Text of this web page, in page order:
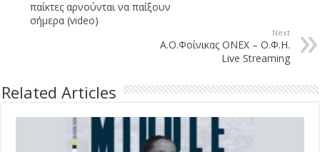
παίκτες αρνούνται να παίξουν
σήμερα (video)
Next
Α.Ο.Φοίνικας ΟΝΕΧ – Ο.Φ.Η.
Live Streaming
Related Articles